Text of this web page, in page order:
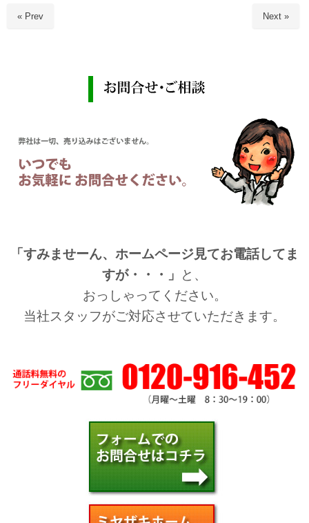
« Prev Next »
「すみませーん、ホームページ見てお電話してま
すが・・・」
と、
おっしゃってください。
当社スタッフがご対応させていただきます。